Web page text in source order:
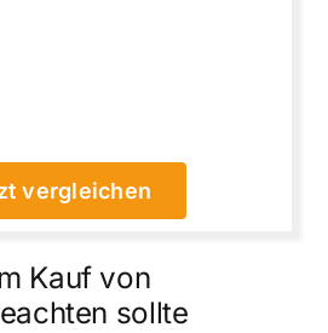
vergleichen
Kauf von
sollte